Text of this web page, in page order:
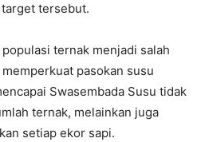
tersebut.
ternak menjadi salah
pasokan susu
Swasembada Susu tidak
ternak, melainkan juga
setiap ekor sapi.